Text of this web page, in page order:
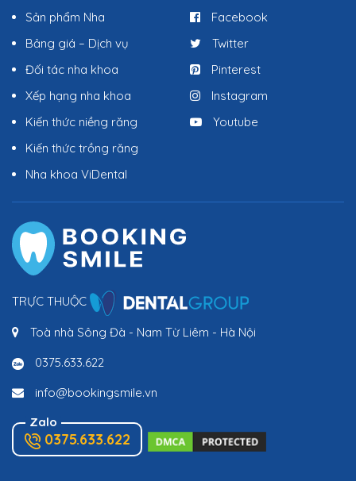
Sản phẩm Nha
Bảng giá – Dịch vụ
Đối tác nha khoa
Xếp hạng nha khoa
Kiến thức niềng răng
Kiến thức trồng răng
Nha khoa ViDental
Facebook
Twitter
Pinterest
Instagram
Youtube
TRỰC THUỘC
Toà nhà Sông Đà - Nam Từ Liêm - Hà Nội
0375.633.622
info@bookingsmile.vn
Zalo
0375.633.622